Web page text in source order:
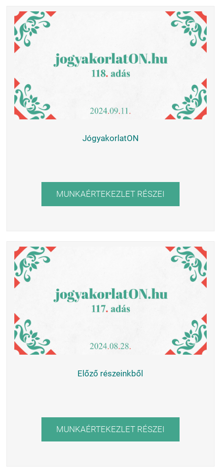
JógyakorlatON
MUNKAÉRTEKEZLET RÉSZEI
Előző részeinkből
MUNKAÉRTEKEZLET RÉSZEI